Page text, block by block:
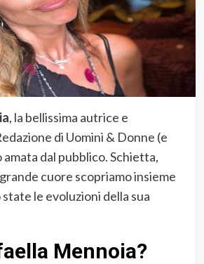
, la bellissima autrice e
di Uomini & Donne (e
amata dal pubblico. Schietta,
cuore scopriamo insieme
state le evoluzioni della sua
Mennoia?